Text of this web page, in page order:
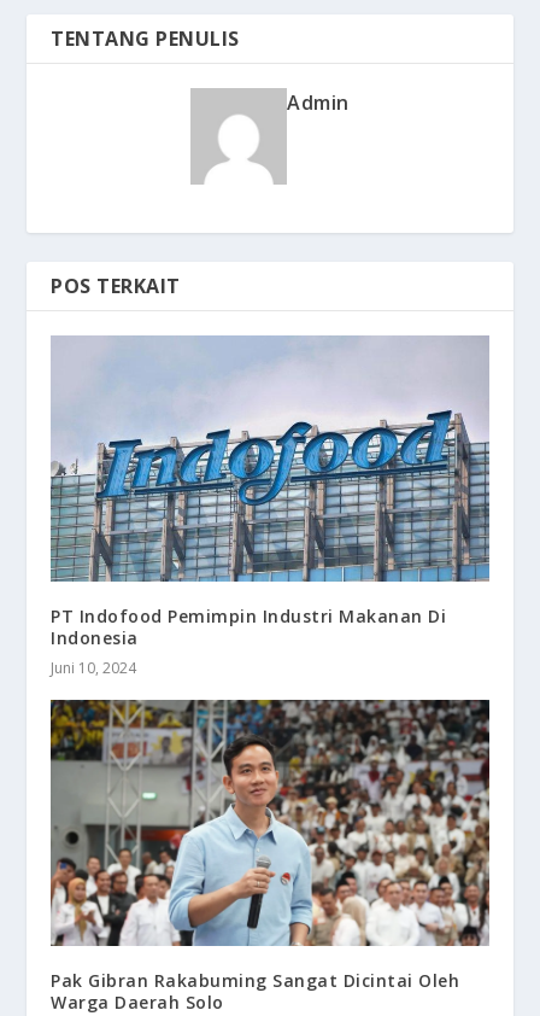
TENTANG PENULIS
Admin
POS TERKAIT
PT Indofood Pemimpin Industri Makanan Di
Indonesia
Juni 10, 2024
Pak Gibran Rakabuming Sangat Dicintai Oleh
Warga Daerah Solo